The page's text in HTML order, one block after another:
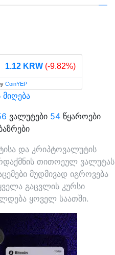
1.12 KRW (-9.82%)
CoinYEP
მიღება
ვალუტები 54წყაროები
და კრიპტოვალუტის
თითოეულ ვალუტას
მუდმივად იგროვება
გაცვლის კურსი
ყოველ საათში.